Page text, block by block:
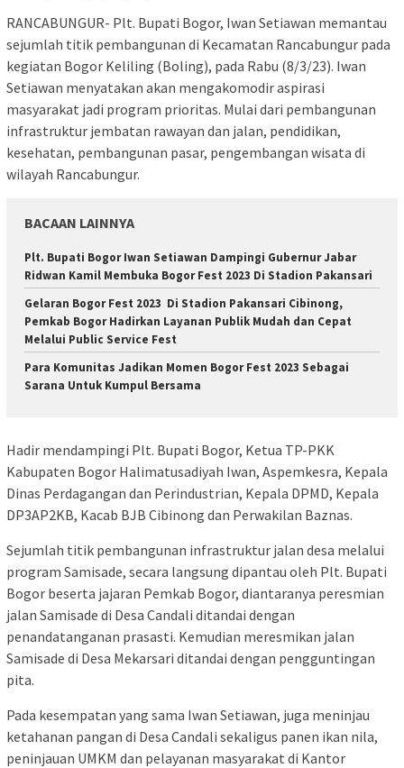
RANCABUNGUR- Plt. Bupati Bogor, Iwan Setiawan memantau
sejumlah titik pembangunan di Kecamatan Rancabungur pada
kegiatan Bogor Keliling (Boling), pada Rabu (8/3/23). Iwan
Setiawan menyatakan akan mengakomodir aspirasi
masyarakat jadi program prioritas. Mulai dari pembangunan
infrastruktur jembatan rawayan dan jalan, pendidikan,
kesehatan, pembangunan pasar, pengembangan wisata di
wilayah Rancabungur.
BACAAN LAINNYA
Plt. Bupati Bogor Iwan Setiawan Dampingi Gubernur Jabar
Ridwan Kamil Membuka Bogor Fest 2023 Di Stadion Pakansari
Gelaran Bogor Fest 2023 Di Stadion Pakansari Cibinong,
Pemkab Bogor Hadirkan Layanan Publik Mudah dan Cepat
Melalui Public Service Fest
Para Komunitas Jadikan Momen Bogor Fest 2023 Sebagai
Sarana Untuk Kumpul Bersama
Hadir mendampingi Plt. Bupati Bogor, Ketua TP-PKK
Kabupaten Bogor Halimatusadiyah Iwan, Aspemkesra, Kepala
Dinas Perdagangan dan Perindustrian, Kepala DPMD, Kepala
DP3AP2KB, Kacab BJB Cibinong dan Perwakilan Baznas.
Sejumlah titik pembangunan infrastruktur jalan desa melalui
program Samisade, secara langsung dipantau oleh Plt. Bupati
Bogor beserta jajaran Pemkab Bogor, diantaranya peresmian
jalan Samisade di Desa Candali ditandai dengan
penandatanganan prasasti. Kemudian meresmikan jalan
Samisade di Desa Mekarsari ditandai dengan pengguntingan
pita.
Pada kesempatan yang sama Iwan Setiawan, juga meninjau
ketahanan pangan di Desa Candali sekaligus panen ikan nila,
peninjauan UMKM dan pelayanan masyarakat di Kantor